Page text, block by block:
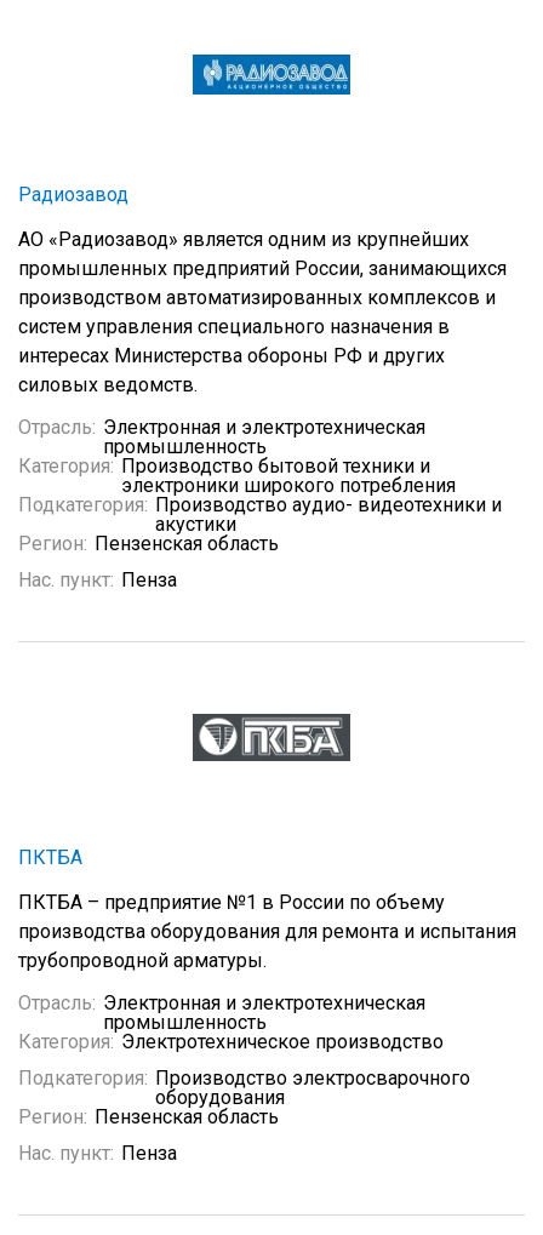
Радиозавод
АО «Радиозавод» является одним из крупнейших
промышленных предприятий России, занимающихся
производством автоматизированных комплексов и
систем управления специального назначения в
интересах Министерства обороны РФ и других
силовых ведомств.
Отрасль: Электронная и электротехническая
промышленность
Категория: Производство бытовой техники и
электроники широкого потребления
Подкатегория: Производство аудио- видеотехники и
акустики
Регион: Пензенская область
Нас. пункт: Пенза
ПКТБА
ПКТБА – предприятие №1 в России по объему
производства оборудования для ремонта и испытания
трубопроводной арматуры.
Отрасль: Электронная и электротехническая
промышленность
Категория: Электротехническое производство
Подкатегория: Производство электросварочного
оборудования
Регион: Пензенская область
Нас. пункт: Пенза